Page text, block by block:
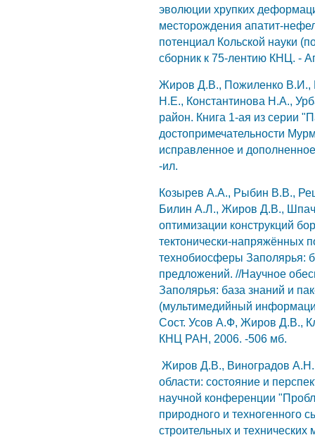
эволюции хрупких
месторождения апатит-
потенциал Кольской науки
сборник к 75-лентию КНЦ. -
Жиров Д.В., Пожиленко В.И.,
Н.Е., Константинова Н.А.,
район. Книга 1-ая из серии
достопримечательности
исправленное и
-ил.
Козырев А.А., Рыбин В.В.,
Билин А.Л., Жиров Д.В.,
оптимизации конструкций
тектонически-напряжённых
технобиосферы Заполярья:
предложений. //Научное
Заполярья: база знаний и
(мультимедийный
Сост. Усов А.Ф, Жиров Д.В.,
КНЦ РАН, 2006. -506 мб.
Жиров Д.В., Виноградов А.Н.
области: состояние и
научной конференции
природного и техногенного
строительных и